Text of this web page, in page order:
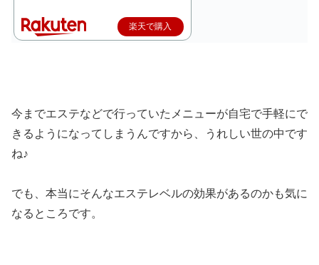
楽天で購入
今までエステなどで行っていたメニューが自宅で手軽にで
きるようになってしまうんですから、うれしい世の中です
ね♪
でも、本当にそんなエステレベルの効果があるのかも気に
なるところです。